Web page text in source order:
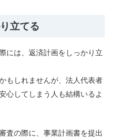
立てる
には、返済計画をしっかり立
もしれませんが、法人代表者
心してしまう人も結構いるよ
査の際に、事業計画書を提出